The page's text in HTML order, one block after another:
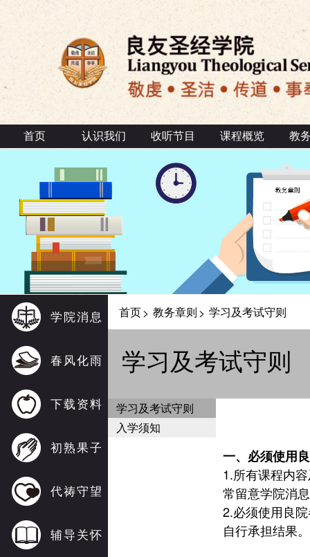
首页 认识我们 收听节目 课程概览 教
学院消息
春风化雨
下载资料
初熟果子
代祷守望
辅导关怀
首页> 教务章则> 学习及考试守则
学习及考试守则
学习及考试守则
入学须知
一、必须使用
1.所有课程内
常留意学院消
2.必须使用良
自行承担结果。